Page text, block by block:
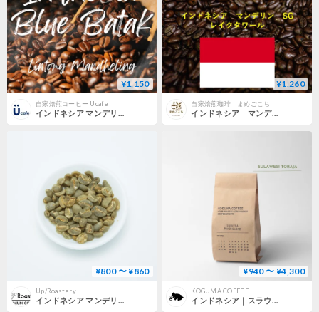
¥1,150
自家焙煎コーヒー Ucafe
¥1,260
自家焙煎珈琲 まめごこち
インドネシア マンデリン SG レイクタワール
¥800 〜 ¥860
Up/Roastery
インドネシア マンデリンG1 スマトラタイガー
¥940 〜 ¥4,300
KOGUMA COFFEE
インドネシア｜スラウェシ島 トラジャ スロトコ農園 深煎り